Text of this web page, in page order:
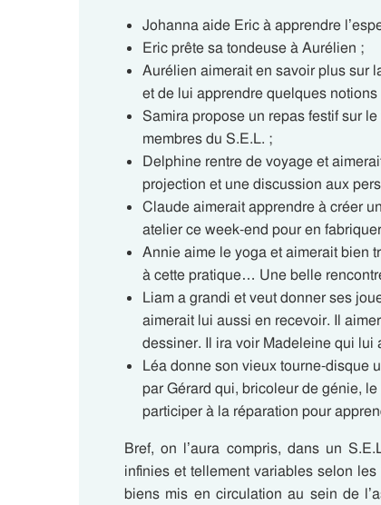
Johanna aide Eric à apprendre
Eric prête sa tondeuse à Aurélien ;
Aurélien aimerait en savoir plus sur
et de lui apprendre quelques notions
Samira propose un repas festif sur
membres du S.E.L. ;
Delphine rentre de voyage et
projection et une discussion aux
Claude aimerait apprendre à créer
atelier ce week-end pour en
Annie aime le yoga et aimerait bien
à cette pratique… Une belle
Liam a grandi et veut donner ses
aimerait lui aussi en recevoir. Il
dessiner. Il ira voir Madeleine qui lui
Léa donne son vieux tourne-disque
par Gérard qui, bricoleur de génie,
participer à la réparation pour
Bref, on l’aura compris, dans un
infinies et tellement variables selon
biens mis en circulation au sein de